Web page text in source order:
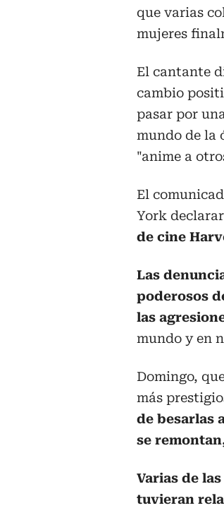
que varias
mujeres
El cantante
cambio
pasar por
mundo de la
"anime a
El
York
de cine
Las
poderosos
las
mundo y en
Domingo,
más
de besarlas
se
Varias de
tuvieran